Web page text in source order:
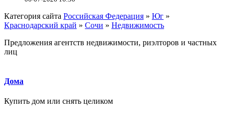
Категория сайта Российская Федерация » Юг »
Краснодарский край » Сочи » Недвижимость
Предложения агентств недвижимости, риэлторов и частных
лиц
Дома
Купить дом или снять целиком